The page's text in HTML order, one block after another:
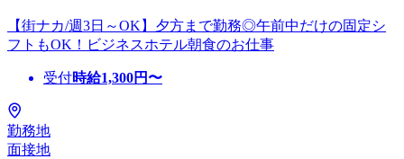
【街ナカ/週3日～OK】夕方まで勤務◎午前中だけの固定シ
フトもOK！ビジネスホテル朝食のお仕事
受付時給1,300円〜
勤務地
面接地